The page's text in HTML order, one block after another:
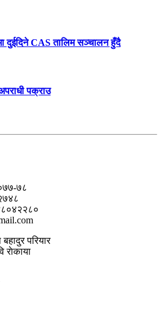
दुईदिने CAS तालिम सञ्चालन हुँदै
पक्राउ
७८
परियार
राेकाया